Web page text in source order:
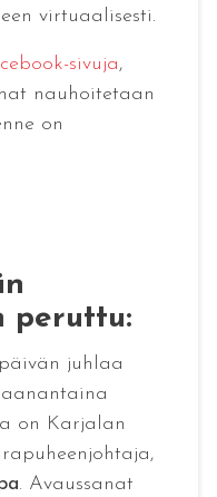
virtuaalisesti.
sivuja,
nauhoitetaan
on
peruttu:
juhlaa
on Karjalan
. Avaussanat